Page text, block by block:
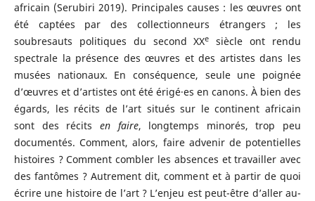
africain (Serubiri 2019). Principales causes : les œuvres ont
été captées par des collectionneurs étrangers ; les
soubresauts politiques du second XXe
siècle ont rendu
spectrale la présence des œuvres et des artistes dans les
musées nationaux. En conséquence, seule une poignée
d’œuvres et d’artistes ont été érigé·es en canons. À bien des
égards, les récits de l’art situés sur le continent africain
sont des récits en faire, longtemps minorés, trop peu
documentés. Comment, alors, faire advenir de potentielles
histoires ? Comment combler les absences et travailler avec
des fantômes ? Autrement dit, comment et à partir de quoi
écrire une histoire de l’art ? L’enjeu est peut-être d’aller au-